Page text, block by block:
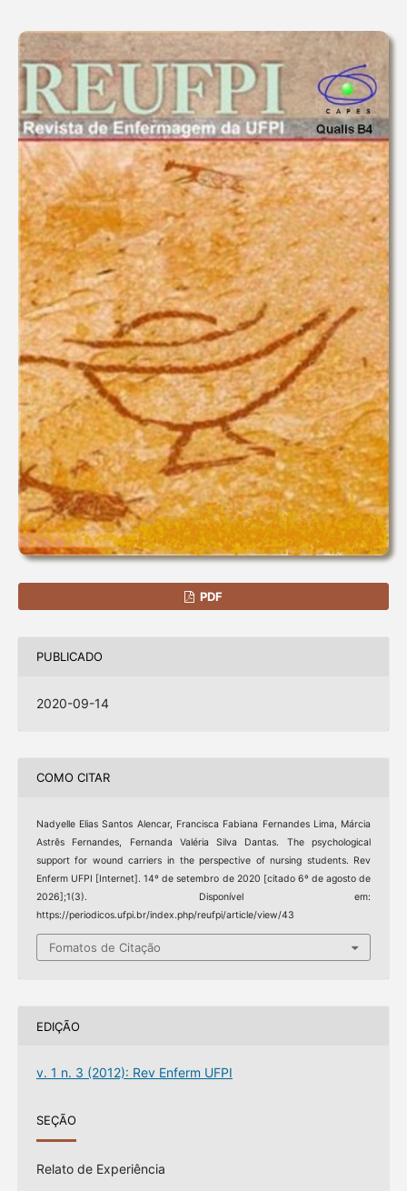
PDF
PUBLICADO
2020-09-14
COMO CITAR
Nadyelle Elias Santos Alencar, Francisca Fabiana Fernandes Lima, Márcia
Astrês Fernandes, Fernanda Valéria Silva Dantas. The psychological
support for wound carriers in the perspective of nursing students. Rev
Enferm UFPI [Internet]. 14º de setembro de 2020 [citado 6º de agosto de
2026];1(3). Disponível em:
https://periodicos.ufpi.br/index.php/reufpi/article/view/43
Fomatos de Citação
EDIÇÃO
v. 1 n. 3 (2012): Rev Enferm UFPI
SEÇÃO
Relato de Experiência